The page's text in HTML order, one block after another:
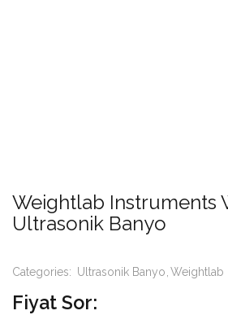
Weightlab Instruments
Ultrasonik Banyo
Categories: Ultrasonik Banyo Weightlab
Fiyat Sor: